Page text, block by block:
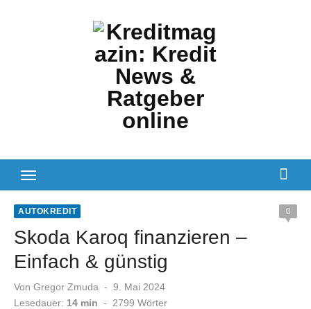
AUTOKREDIT 0
Skoda Karoq finanzieren –
Einfach & günstig
Von Gregor Zmuda
Veröffentlicht
am
9. Mai 2024
Lesedauer: 14 min - 2799 Wörter